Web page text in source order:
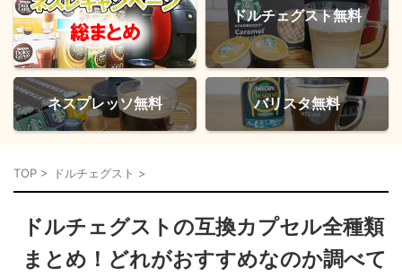
ドルチェグスト無料
ネスプレッソ無料 バリスタ無料
TOP > ドルチェグスト >
ドルチェグストの互換カプセル全種類
まとめ！どれがおすすめなのか調べて